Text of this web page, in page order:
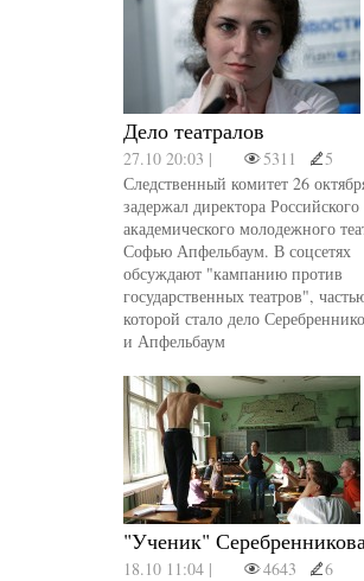
Дело театралов
27.10 20:03 | 5311
5
Следственный комитет 26
задержал директора Российского
академического молодежного
Софью Апфельбаум. В соцсетях
обсуждают "кампанию против
государственных театров",
которой стало дело
и Апфельбаум
"Ученик"
18.10 11:04 | 4643
6